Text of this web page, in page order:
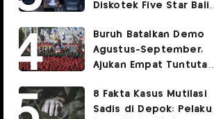
Diskotek Five Star Bali,
Buruh Batalkan Demo
Agustus-September,
Ajukan Empat Tuntutan
8 Fakta Kasus Mutilasi
Sadis di Depok: Pelaku